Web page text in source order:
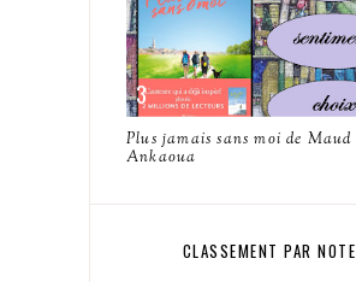
Plus jamais sans moi de Maud
Ankaoua
CLASSEMENT PAR NOTE